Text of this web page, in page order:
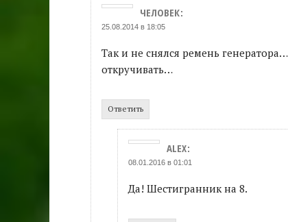
ЧЕЛОВЕК:
25.08.2014 в 18:05
Так и не снялся ремень
откручивать…
Ответить
ALEX:
08.01.2016 в 01:01
Да! Шестигранник на 8.